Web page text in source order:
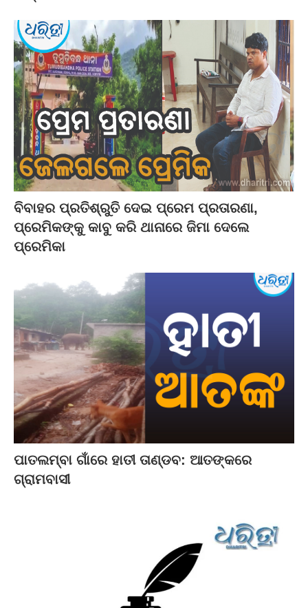
ବିବାହର ପ୍ରତିଶ୍ରୁତି ଦେଇ ପ୍ରେମ ପ୍ରତାରଣା,
ପ୍ରେମିକଙ୍କୁ କାବୁ କରି ଥାନାରେ ଜିମା ଦେଲେ
ପ୍ରେମିକା
ପାତଲମ୍ବା ଗାଁରେ ହାତୀ ତାଣ୍ଡବ: ଆତଙ୍କରେ
ଗ୍ରାମବାସୀ